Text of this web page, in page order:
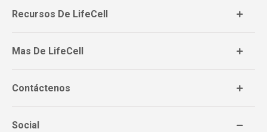
Recursos De LifeCell
Mas De LifeCell
Contáctenos
Social